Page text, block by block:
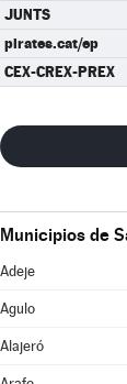
JUNTS
pirates.cat/ep
CEX-CREX-PREX
Municipios de
Adeje
Agulo
Alajeró